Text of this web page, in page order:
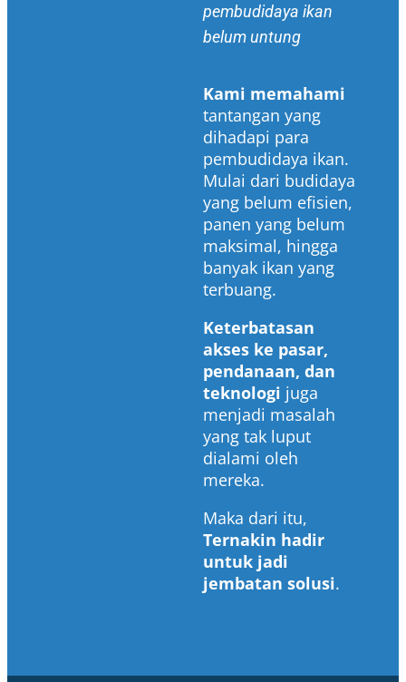
pembudidaya ikan
belum untung
Kami memahami
tantangan yang
dihadapi para
pembudidaya ikan.
Mulai dari budidaya
yang belum efisien,
panen yang belum
maksimal, hingga
banyak ikan yang
terbuang.
Keterbatasan
akses ke pasar,
pendanaan, dan
teknologi juga
menjadi masalah
yang tak luput
dialami oleh
mereka.
Maka dari itu,
Ternakin hadir
untuk jadi
jembatan solusi.